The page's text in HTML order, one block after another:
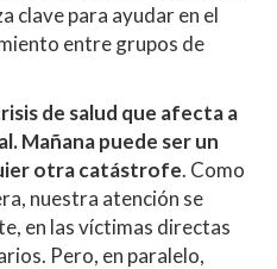
clave para ayudar en el
entre grupos de
de salud que afecta a
Mañana puede ser un
otra catástrofe. Como
nuestra atención se
en las víctimas directas
Pero, en paralelo,